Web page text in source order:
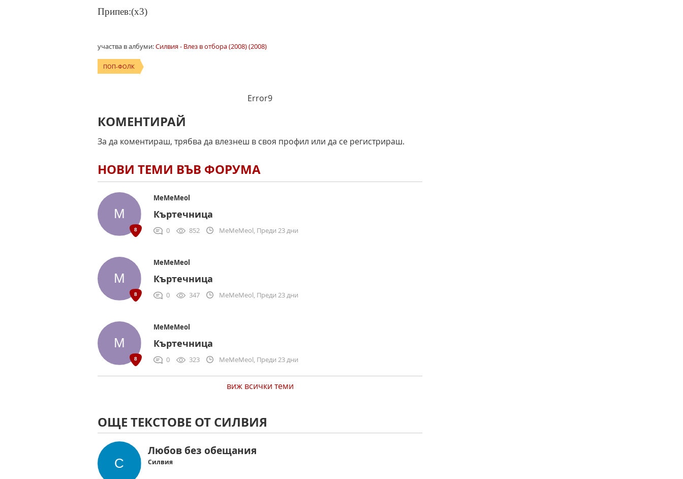
Припев:(x3)
участва в албуми:Силвия - Влез в отбора (2008) (2008)
ПОП-ФОЛК
Error9
КОМЕНТИРАЙ
За да коментираш, трябва да влезнеш в своя профил или да се регистрираш.
НОВИ ТЕМИ ВЪВ ФОРУМА
MeMeMeol
Къртечница
0 852 MeMeMeol, Преди 23 дни
MeMeMeol
Къртечница
0 347 MeMeMeol, Преди 23 дни
MeMeMeol
Къртечница
0 323 MeMeMeol, Преди 23 дни
виж всички теми
ОЩЕ ТЕКСТОВЕ ОТ СИЛВИЯ
Любов без обещания
Силвия